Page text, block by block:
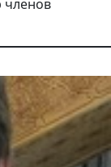
членов